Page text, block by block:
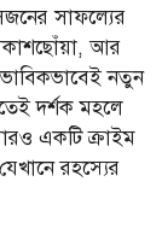
সাফল্যের
আকাশছোঁয়া, আর
নতুন
দর্শক মহলে
একটি ক্রাইম
রহস্যের